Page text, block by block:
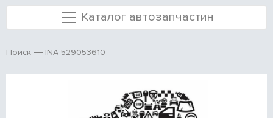
Каталог автозапчастин
Поиск INA 529053610